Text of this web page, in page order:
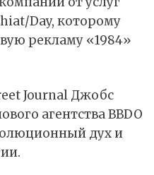
Day, которому
рекламу «1984»
Journal Джобс
агентства BBDO
дух и